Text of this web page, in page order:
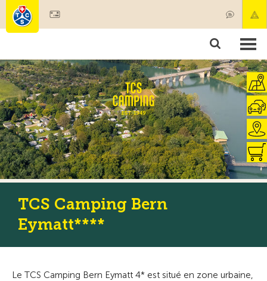
Membres & prestations
Tests, sécurité & santé
TCS Camping Bern
Eymatt****
Le TCS Camping Bern Eymatt 4* est situé en zone urbaine,